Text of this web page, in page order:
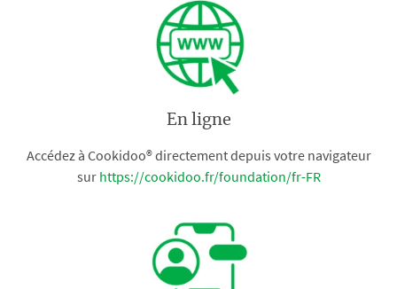
En ligne
Accédez à Cookidoo® directement depuis votre navigateur
sur https://cookidoo.fr/foundation/fr-FR